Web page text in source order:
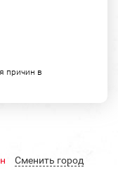
причин в
Cменить город